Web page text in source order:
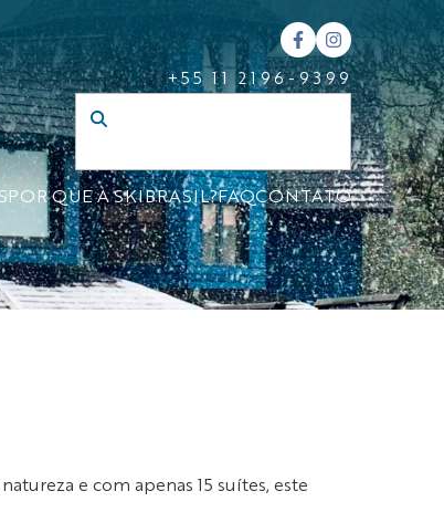
+55 11 2196-9399
POR QUE A SKIBRASIL?FAQCONTATO
e com apenas 15 suítes, este